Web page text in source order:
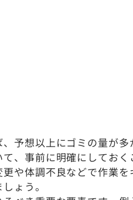
予想以上にゴミの量が
、事前に明確にしておく
や体調不良などで作業
ょう。